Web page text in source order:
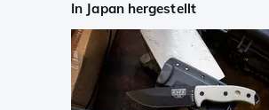
In Japan hergestellt